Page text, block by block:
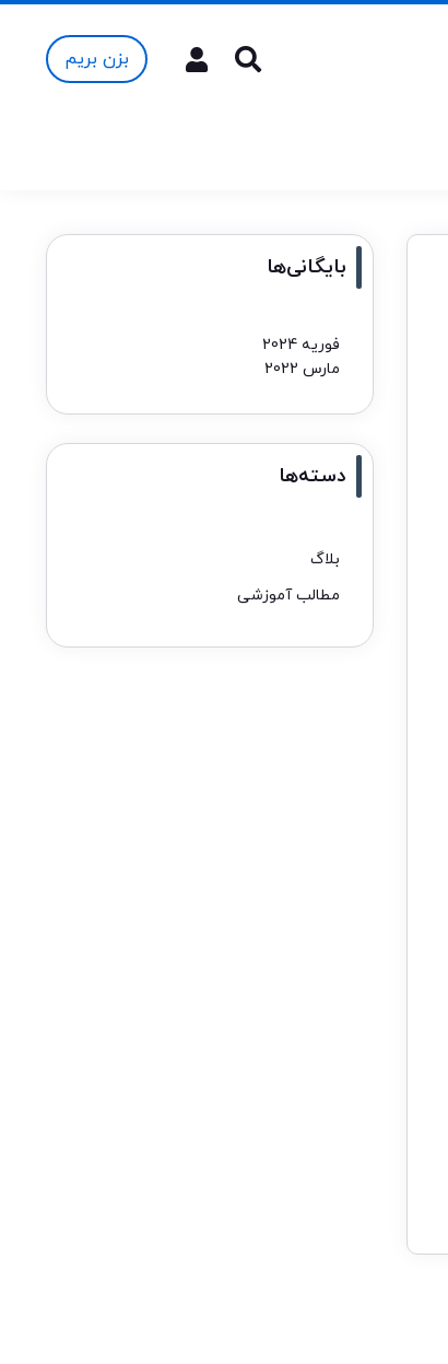
بزن بریم
بایگانی‌ها
فوریه 2024
مارس 2022
دسته‌ها
بلاگ
مطالب آموزشی